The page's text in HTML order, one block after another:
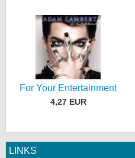
For Your Entertainment
4,27 EUR
LINKS